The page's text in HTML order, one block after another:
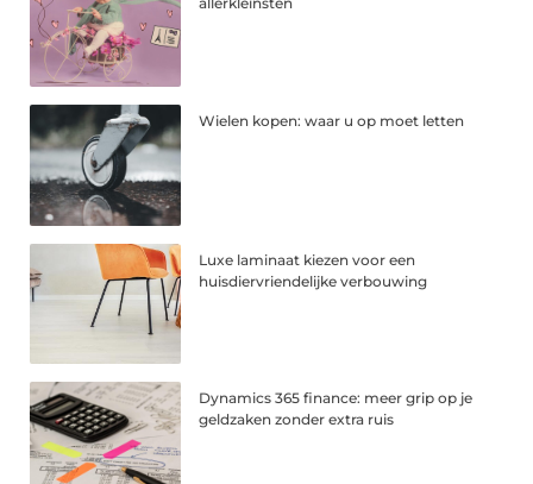
Wielen kopen: waar u op moet letten
Luxe laminaat kiezen voor een
huisdiervriendelijke verbouwing
Dynamics 365 finance: meer grip op je
geldzaken zonder extra ruis